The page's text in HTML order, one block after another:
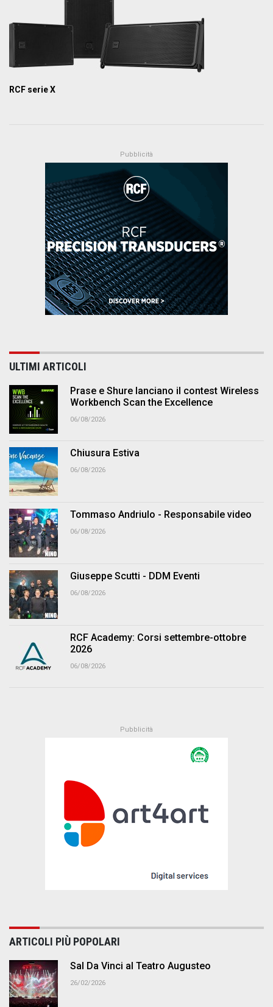
RCF serie X
ULTIMI ARTICOLI
Prase e Shure lanciano il contest Wireless
Workbench Scan the Excellence
06/08/2026
Chiusura Estiva
06/08/2026
Tommaso Andriulo - Responsabile video
06/08/2026
Giuseppe Scutti - DDM Eventi
06/08/2026
RCF Academy: Corsi settembre-ottobre
2026
06/08/2026
ARTICOLI PIÙ POPOLARI
Sal Da Vinci al Teatro Augusteo
26/02/2026